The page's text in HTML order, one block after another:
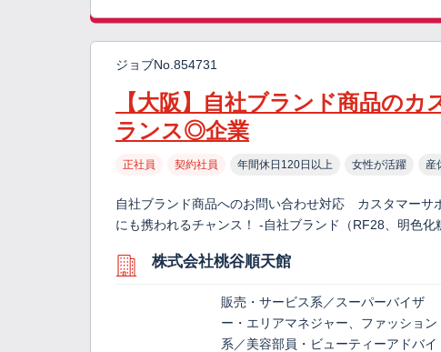
ジョブNo.854731
【大阪】自社ブランド商品の
ランス◎企業
正社員 契約社員 年間休日120日以上 女性が活躍 産
自社ブランド商品へのお問い合わせ対応 カスタマー
にも携われるチャンス！ -自社ブランド（RF28、明色
株式会社桃谷順天館
販売・サービス系／スーパーバイザ
ー・エリアマネジャー、ファッション
系／美容部員・ビューティーアドバイ